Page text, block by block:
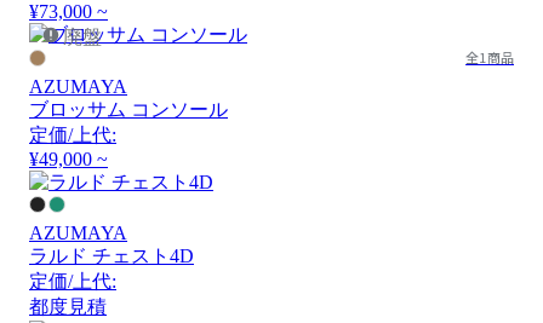
¥73,000 ~
廃盤
全1商品
AZUMAYA
ブロッサム コンソール
定価/上代:
¥49,000 ~
AZUMAYA
ラルド チェスト4D
定価/上代:
都度見積